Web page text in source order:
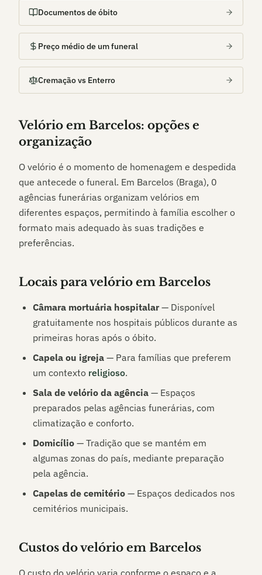
Documentos de óbito
Preço médio de um funeral
Cremação vs Enterro
Velório em Barcelos: opções e
organização
O velório é o momento de homenagem e despedida
que antecede o funeral. Em Barcelos (Braga), 0
agências funerárias organizam velórios em
diferentes espaços, permitindo à família escolher o
formato mais adequado às suas tradições e
preferências.
Locais para velório em Barcelos
Câmara mortuária hospitalar — Disponível
gratuitamente nos hospitais públicos durante as
primeiras horas após o óbito.
Capela ou igreja — Para famílias que preferem
um contexto religioso.
Sala de velório da agência — Espaços
preparados pelas agências funerárias, com
climatização e conforto.
Domicílio — Tradição que se mantém em
algumas zonas do país, mediante preparação
pela agência.
Capelas de cemitério — Espaços dedicados nos
cemitérios municipais.
Custos do velório em Barcelos
O custo do velório varia conforme o espaço e a